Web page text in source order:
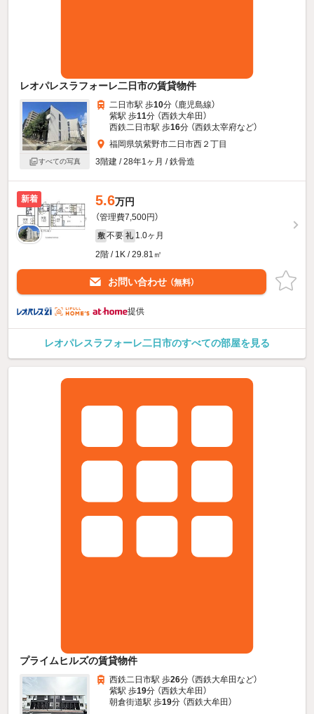
レオパレスラフォーレ二日市の賃貸物件
すべての写真
二日市駅 歩10分 （鹿児島線）
紫駅 歩11分 （西鉄大牟田）
西鉄二日市駅 歩16分 （西鉄太宰府など）
福岡県筑紫野市二日市西２丁目
3階建 / 28年1ヶ月 / 鉄骨造
新着 5.6万円
（管理費7,500円）
敷 不要 礼 1.0ヶ月
2階 / 1K / 29.81㎡
お問い合わせ （無料）
提供
レオパレスラフォーレ二日市のすべての部屋を見る
プライムヒルズの賃貸物件
西鉄二日市駅 歩26分 （西鉄大牟田など）
紫駅 歩19分 （西鉄大牟田）
朝倉街道駅 歩19分 （西鉄大牟田）